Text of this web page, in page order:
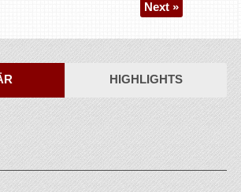
Next »
HIGHLIGHTS